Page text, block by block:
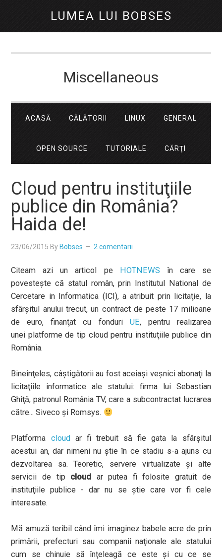
LUMEA LUI BOBSES
Miscellaneous
ACASĂ CĂLĂTORII LINUX GENERAL
OPEN SOURCE TUTORIALE CĂRŢI
Cloud pentru instituţiile
publice din România?
Haida de!
23/06/2015 By Bobses 2 comentarii
Citeam azi un articol pe HOTNEWS în care se
povesteşte că statul român, prin Institutul National de
Cercetare in Informatica (ICI), a atribuit prin licitaţie, la
sfârşitul anului trecut, un contract de peste 17 milioane
de euro, finanţat cu fonduri UE, pentru realizarea
unei platforme de tip cloud pentru instituţiile publice din
România.
Bineînţeles, câştigătorii au fost aceiaşi veşnici abonaţi la
licitaţiile informatice ale statului: firma lui Sebastian
Ghiţă, patronul România TV, care a subcontractat lucrarea
către... Siveco şi Romsys.
Platforma cloudar fi trebuit să fie gata la sfârşitul
acestui an, dar nimeni nu ştie în ce stadiu s-a ajuns cu
dezvoltarea sa. Teoretic, servere virtualizate şi alte
servicii de tip cloud ar putea fi folosite gratuit de
instituţiile publice - dar nu se ştie care vor fi cele
interesate.
Mă amuză teribil când îmi imaginez babele acre de prin
primării, prefecturi sau companii naţionale ale statului
cum se chinuie să înţeleagă ce este şi cu ce se